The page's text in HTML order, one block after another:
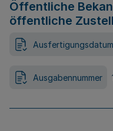
Öffentliche
öffentliche
Ausfertigungsdatum
Ausgabennummer